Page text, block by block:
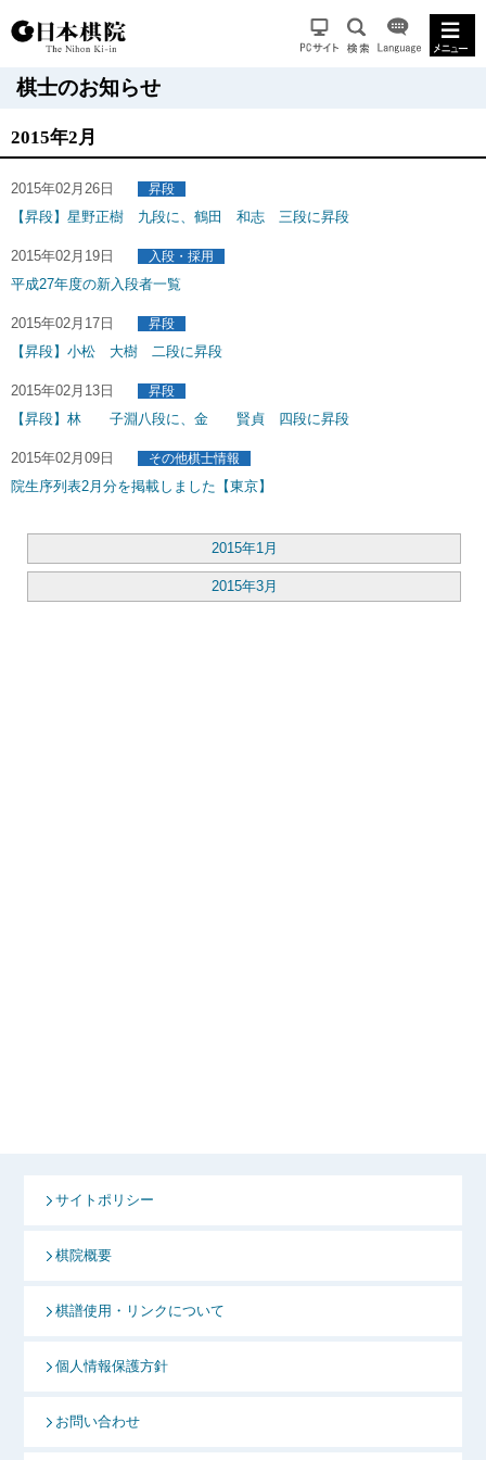
棋士のお知らせ
2015年2月
2015年02月26日 昇段
【昇段】星野正樹 九段に、鶴田 和志 三段に昇段
2015年02月19日 入段・採用
平成27年度の新入段者一覧
2015年02月17日 昇段
【昇段】小松 大樹 二段に昇段
2015年02月13日 昇段
【昇段】林 子淵八段に、金 賢貞 四段に昇段
2015年02月09日 その他棋士情報
院生序列表2月分を掲載しました【東京】
2015年1月
2015年3月
サイトポリシー
棋院概要
棋譜使用・リンクについて
個人情報保護方針
お問い合わせ